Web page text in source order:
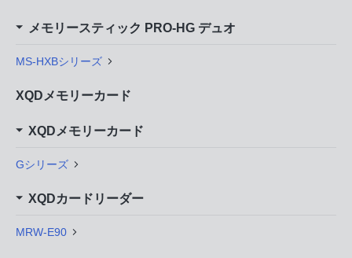
メモリースティック PRO-HG デュオ
MS-HXBシリーズ
XQDメモリーカード
XQDメモリーカード
Gシリーズ
XQDカードリーダー
MRW-E90